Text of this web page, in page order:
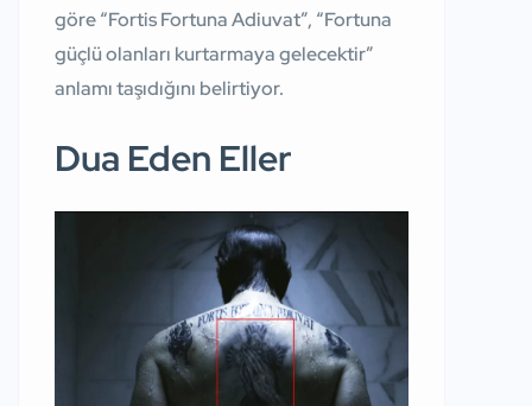
göre “Fortis Fortuna Adiuvat”, “Fortuna
güçlü olanları kurtarmaya gelecektir”
anlamı taşıdığını belirtiyor.
Dua Eden Eller